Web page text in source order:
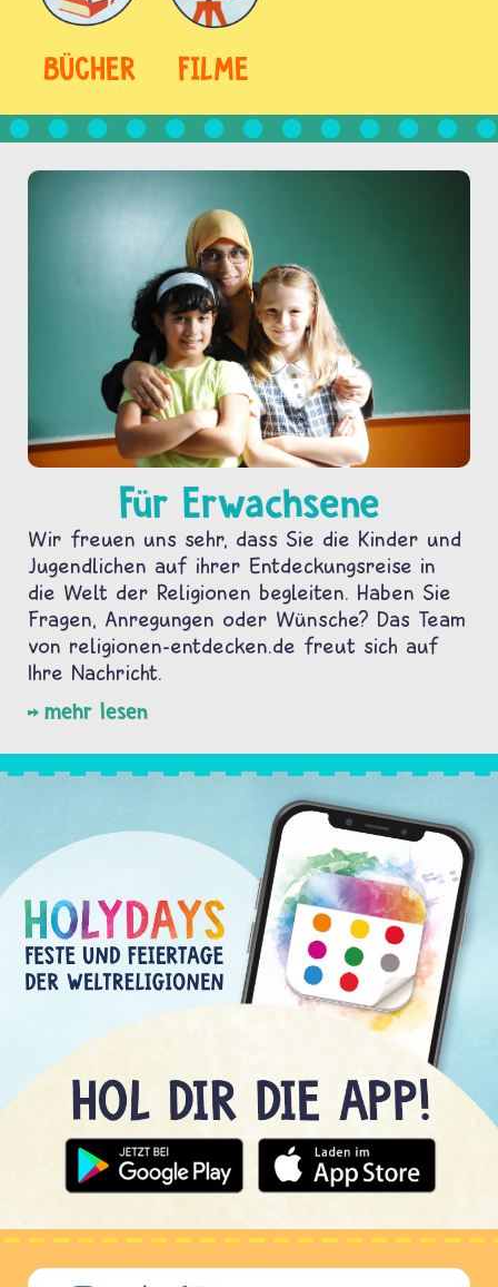
BÜCHER FILME
Für Erwachsene
Wir freuen uns sehr, dass Sie die Kinder und
Jugendlichen auf ihrer Entdeckungsreise in
die Welt der Religionen begleiten. Haben Sie
Fragen, Anregungen oder Wünsche? Das Team
von religionen-entdecken.de freut sich auf
Ihre Nachricht.
mehr lesen